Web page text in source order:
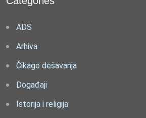
ADS
Arhiva
Čikago dešavanja
Događaji
Istorija i religija